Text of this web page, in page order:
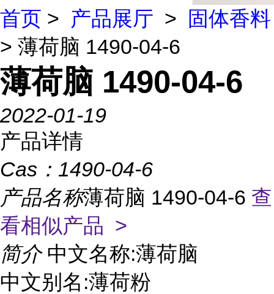
首页 > 产品展厅 >
固体香料
> 薄荷脑 1490-04-6
薄荷脑 1490-04-6
2022-01-19
产品详情
Cas： 1490-04-6
产品名称薄荷脑 1490-04-6 查
看相似产品 >
简介 中文名称:薄荷脑
中文别名:薄荷粉